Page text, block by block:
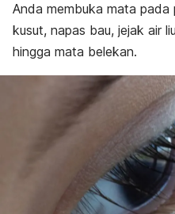
Anda membuka mata pada
kusut, napas bau, jejak air
hingga mata belekan.